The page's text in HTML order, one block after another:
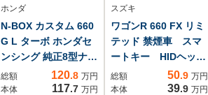
ホンダ
N-BOX カスタム 660
G L ターボ ホンダセ
ンシング 純正8型ナ
ビ バックカメラ
両側パワースライド
総額 120.8 万円
本体
117.7 万円
スズキ
ワゴンR 660 FX リミ
テッド 禁煙車 スマ
ートキー HIDヘッ
ド 純正14インチア
ルミ オートエアコ
総額 50.9 万円
本体
39.9 万円